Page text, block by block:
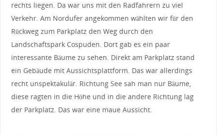
rechts liegen. Da war uns mit den Radfahrern zu viel
Verkehr. Am Nordufer angekommen wählten wir für den
Rückweg zum Parkplatz den Weg durch den
Landschaftspark Cospuden. Dort gab es ein paar
interessante Bäume zu sehen. Direkt am Parkplatz stand
ein Gebäude mit Aussichtsplattform. Das war allerdings
recht unspektakulär. Richtung See sah man nur Bäume,
diese ragten in die Höhe und in die andere Richtung lag
der Parkplatz. Das war eine maue Aussicht.